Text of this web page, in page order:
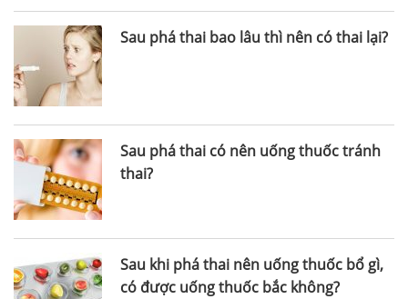
Sau phá thai bao lâu thì nên có thai lại?
Sau phá thai có nên uống thuốc tránh
thai?
Sau khi phá thai nên uống thuốc bổ gì,
có được uống thuốc bắc không?